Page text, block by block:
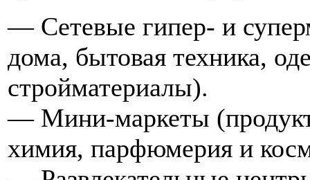
— Сетевые гипер- и
дома, бытовая техника,
стройматериалы).
— Мини-маркеты
химия, парфюмерия и